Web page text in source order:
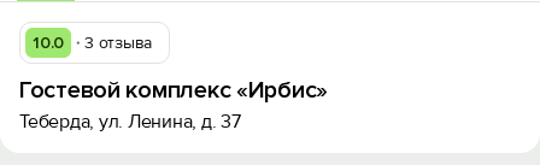
10.0 3 отзыва
Гостевой комплекс «Ирбис»
Теберда, ул. Ленина, д. 37